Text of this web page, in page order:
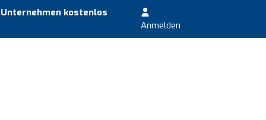
kostenlos
Anmelden